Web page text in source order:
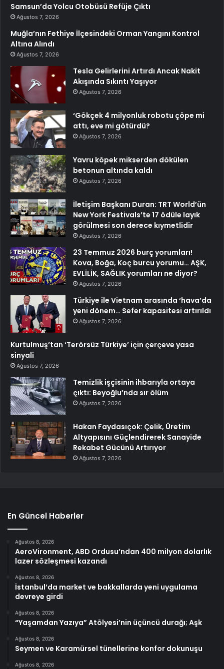
Samsun’da Yolcu Otobüsü Refüje Çıktı
Ağustos 7, 2026
Muğla’nın Fethiye İlçesindeki Orman Yangını Kontrol
Altına Alındı
Ağustos 7, 2026
Tesla Gelirlerini Artırdı Ancak Nakit
Akışında Sıkıntı Yaşıyor
Ağustos 7, 2026
‘Gökçek 4 milyonluk robotu çöpe mi
attı, eve mi götürdü?
Ağustos 7, 2026
Yavru köpek mikserden dökülen
betonun altında kaldı
Ağustos 7, 2026
İletişim Başkanı Duran: TRT World’ün
New York Festivals’te 17 ödüle layık
görülmesi son derece kıymetlidir
Ağustos 7, 2026
23 Temmuz 2026 burç yorumları!
Kova, Boğa, Koç burcu yorumu… AŞK,
EVLİLİK, SAĞLIK yorumları ne diyor?
Ağustos 7, 2026
Türkiye ile Vietnam arasında ‘hava’da
yeni dönem… Sefer kapasitesi artırıldı
Ağustos 7, 2026
Kurtulmuş’tan ‘Terörsüz Türkiye’ için çerçeve yasa
sinyali
Ağustos 7, 2026
Temizlik işçisinin ihbarıyla ortaya
çıktı: Beyoğlu’nda sır ölüm
Ağustos 7, 2026
Hakan Faydasıçok: Çelik, Üretim
Altyapısını Güçlendirerek Sanayide
Rekabet Gücünü Artırıyor
Ağustos 7, 2026
En Güncel Haberler
Ağustos 8, 2026
AeroVironment, ABD Ordusu’ndan 400 milyon dolarlık
lazer sözleşmesi kazandı
Ağustos 8, 2026
İstanbul’da market ve bakkallarda yeni uygulama
devreye girdi
Ağustos 8, 2026
“Yaşamdan Yazıya” Atölyesi’nin üçüncü durağı; Aşk
Ağustos 8, 2026
Seymen ve Karamürsel tünellerine konfor dokunuşu
Ağustos 8, 2026